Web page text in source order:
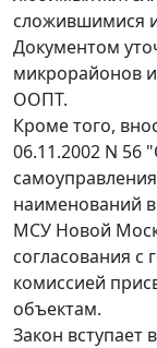
сложившимися
Документом
микрорайонов
ООПТ.
Кроме того,
06.11.2002 N 56
наименований
МСУ Новой
согласования с
комиссией
объектам.
Закон вступает